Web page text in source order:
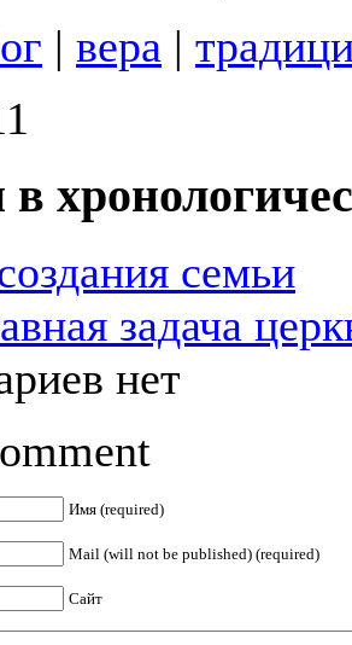
| вера |
семьи
задача
нет
Имя (required)
Mail (will not be published) (required)
Сайт